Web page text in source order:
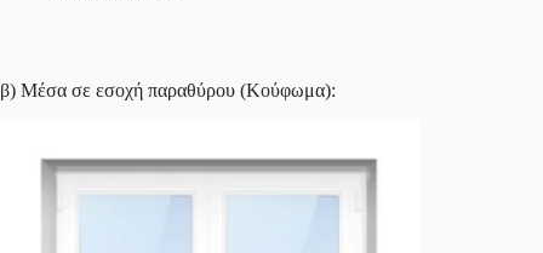
β) Μέσα σε εσοχή παραθύρου (Κούφωμα):